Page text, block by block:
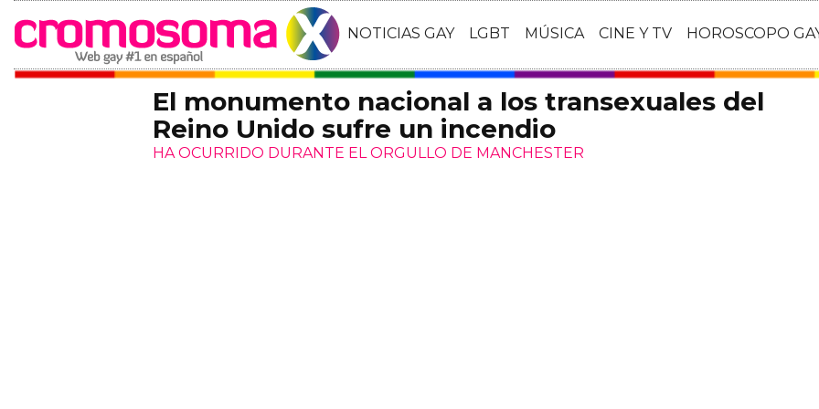
NOTICIAS GAY LGBT MÚSICA CINE Y TV HOROSCOPO
El monumento nacional a los transexuales del
Reino Unido sufre un incendio
HA OCURRIDO DURANTE EL ORGULLO DE MANCHESTER